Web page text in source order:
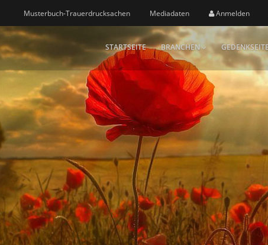
Musterbuch-Trauerdrucksachen Mediadaten Anmelden
STARTSEITE BRANCHEN